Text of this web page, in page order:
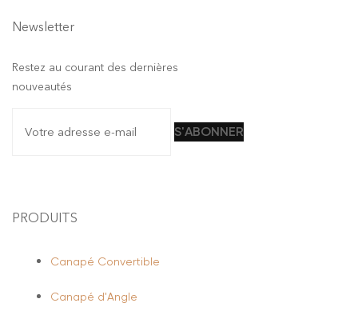
PRODUITS
Canapé Convertible
Canapé d'Angle
Newsletter
Restez au courant des dernières
nouveautés